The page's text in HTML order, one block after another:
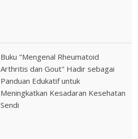
Buku "Mengenal Rheumatoid
Arthritis dan Gout" Hadir sebagai
Panduan Edukatif untuk
Meningkatkan Kesadaran Kesehatan
Sendi